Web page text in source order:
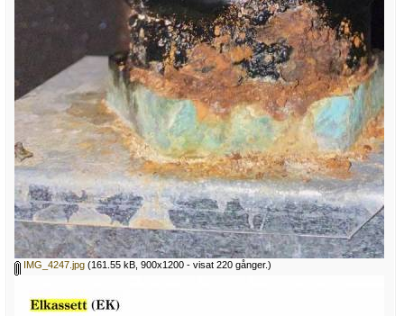
IMG_4247.jpg (161.55 kB, 900x1200 - visat 220 gånger.)